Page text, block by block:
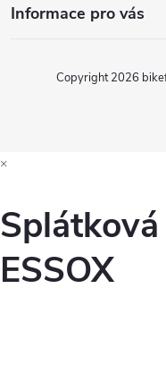
Informace pro vás
Copyright 2026
×
ESSOX